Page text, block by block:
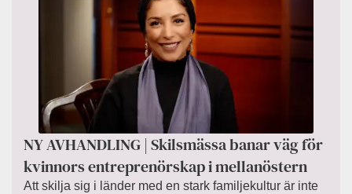
NY AVHANDLING | Skilsmässa banar väg för
kvinnors entreprenörskap i mellanöstern
Att skilja sig i länder med en stark familjekultur är inte